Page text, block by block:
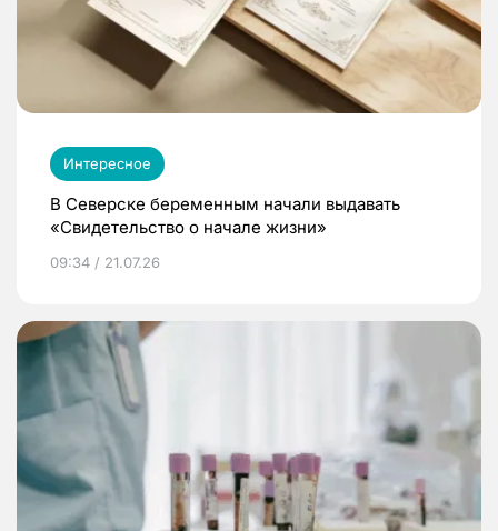
Интересное
В Северске беременным начали выдавать
«Свидетельство о начале жизни»
09:34 / 21.07.26